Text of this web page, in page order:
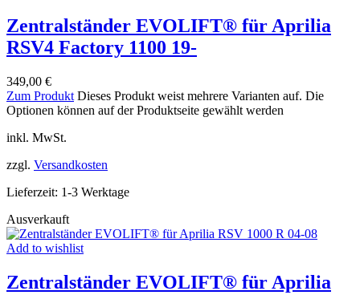
Zentralständer EVOLIFT® für Aprilia
RSV4 Factory 1100 19-
349,00 €
Zum Produkt Dieses Produkt weist mehrere Varianten auf. Die
Optionen können auf der Produktseite gewählt werden
inkl. MwSt.
zzgl. Versandkosten
Lieferzeit: 1-3 Werktage
Ausverkauft
Add to wishlist
Zentralständer EVOLIFT® für Aprilia